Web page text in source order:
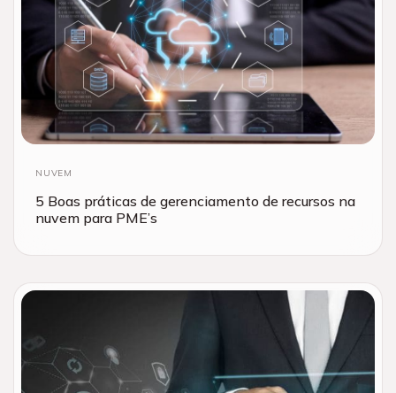
NUVEM
5 Boas práticas de gerenciamento de recursos na
nuvem para PME’s